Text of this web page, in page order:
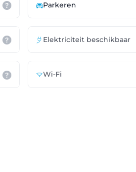
Parkeren
Elektriciteit beschikbaar
Wi-Fi